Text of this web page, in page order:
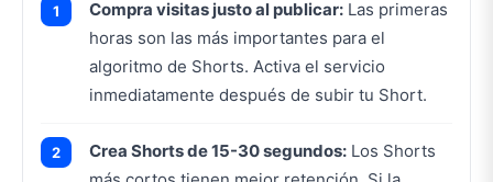
Compra visitas justo al publicar: Las primeras
horas son las más importantes para el
algoritmo de Shorts. Activa el servicio
inmediatamente después de subir tu Short.
Crea Shorts de 15-30 segundos: Los Shorts